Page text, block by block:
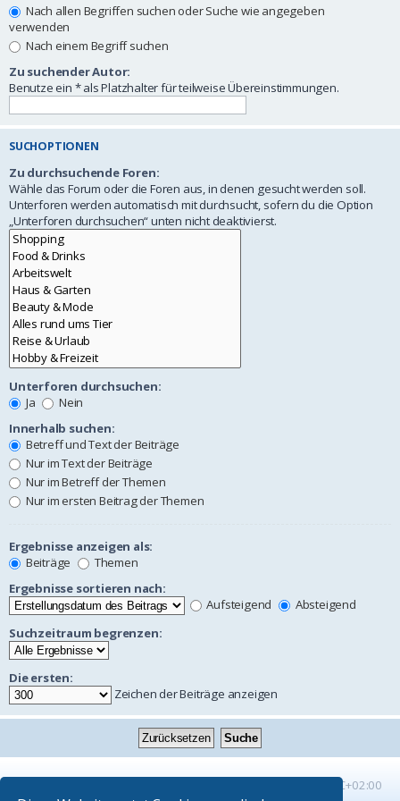
Nach allen Begriffen suchen oder Suche wie angegeben
verwenden
Nach einem Begriff suchen
Zu suchender Autor:
Benutze ein * als Platzhalter für teilweise Übereinstimmungen.
SUCHOPTIONEN
Zu durchsuchende Foren:
Wähle das Forum oder die Foren aus, in denen gesucht werden soll.
Unterforen werden automatisch mit durchsucht, sofern du die Option
„Unterforen durchsuchen“ unten nicht deaktivierst.
Unterforen durchsuchen:
Ja
Nein
Innerhalb suchen:
Betreff und Text der Beiträge
Nur im Text der Beiträge
Nur im Betreff der Themen
Nur im ersten Beitrag der Themen
Ergebnisse anzeigen als:
Beiträge
Themen
Ergebnisse sortieren nach:
Aufsteigend
Absteigend
Suchzeitraum begrenzen:
Die ersten:
Zeichen der Beiträge anzeigen
UTC+02:00